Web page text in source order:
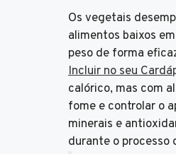
Os vegetais
alimentos baixos
peso de forma
Incluir no seu
calórico, mas com
fome e controlar o
minerais e
durante o processo